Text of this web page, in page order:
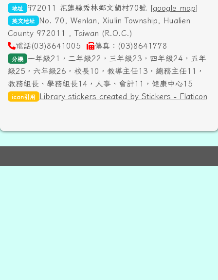
地址 972011 花蓮縣秀林鄉文蘭村70號 [google map]
英文地址
No. 70, Wenlan, Xiulin Township, Hualien
County 972011 , Taiwan (R.O.C.)
電話(03)8641005
傳真：(03)8641778
分機
一年級21，二年級22，三年級23，四年級24，五年
級25，六年級26，校長10，教導主任13，總務主任11，
教務組長、學務組長14，人事、會計11，健康中心15
icon引用 Library stickers created by Stickers - Flaticon